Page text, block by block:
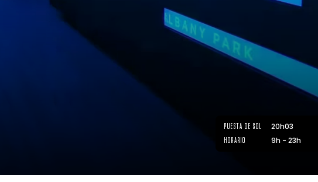
PUESTA DE SOL 20h03
HORARIO 9h - 23h